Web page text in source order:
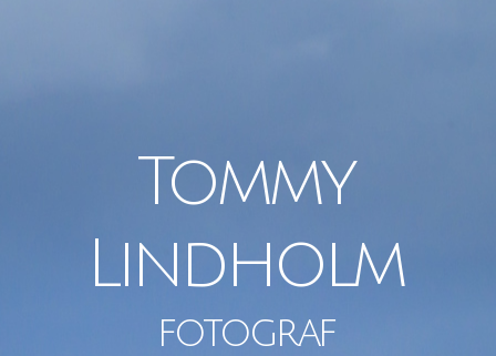
Tommy
Lindholm
fotograf